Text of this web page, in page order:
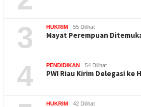
3 HUKRIM 55 Dilihat
Mayat Perempuan
4 PENDIDIKAN 54 Dilihat
PWI Riau Kirim Delegasi ke
HUKRIM 42 Dilihat